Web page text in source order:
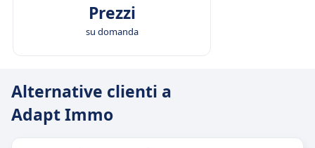
Prezzi
su domanda
Alternative clienti a
Adapt Immo